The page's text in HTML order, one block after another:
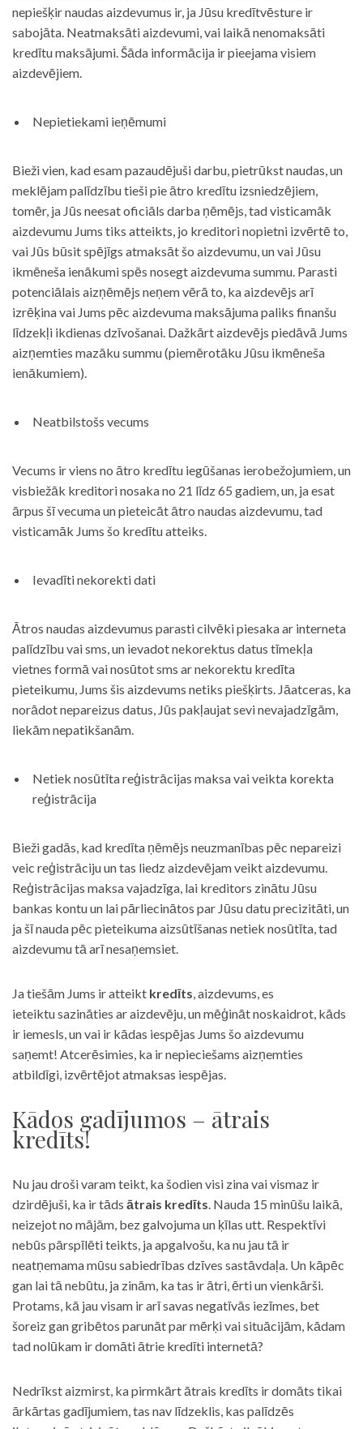
nepiešķir naudas aizdevumus ir, ja Jūsu kredītvēsture ir
sabojāta. Neatmaksāti aizdevumi, vai laikā nenomaksāti
kredītu maksājumi. Šāda informācija ir pieejama visiem
aizdevējiem.
Nepietiekami ieņēmumi
Bieži vien, kad esam pazaudējuši darbu, pietrūkst naudas, un
meklējam palīdzību tieši pie ātro kredītu izsniedzējiem,
tomēr, ja Jūs neesat oficiāls darba ņēmējs, tad visticamāk
aizdevumu Jums tiks atteikts, jo kreditori nopietni izvērtē to,
vai Jūs būsit spējīgs atmaksāt šo aizdevumu, un vai Jūsu
ikmēneša ienākumi spēs nosegt aizdevuma summu. Parasti
potenciālais aizņēmējs neņem vērā to, ka aizdevējs arī
izrēķina vai Jums pēc aizdevuma maksājuma paliks finanšu
līdzekļi ikdienas dzīvošanai. Dažkārt aizdevējs piedāvā Jums
aizņemties mazāku summu (piemērotāku Jūsu ikmēneša
ienākumiem).
Neatbilstošs vecums
Vecums ir viens no ātro kredītu iegūšanas ierobežojumiem, un
visbiežāk kreditori nosaka no 21 līdz 65 gadiem, un, ja esat
ārpus šī vecuma un pieteicāt ātro naudas aizdevumu, tad
visticamāk Jums šo kredītu atteiks.
Ievadīti nekorekti dati
Ātros naudas aizdevumus parasti cilvēki piesaka ar interneta
palīdzību vai sms, un ievadot nekorektus datus tīmekļa
vietnes formā vai nosūtot sms ar nekorektu kredīta
pieteikumu, Jums šis aizdevums netiks piešķirts. Jāatceras, ka
norādot nepareizus datus, Jūs pakļaujat sevi nevajadzīgām,
liekām nepatikšanām.
Netiek nosūtīta reģistrācijas maksa vai veikta korekta
reģistrācija
Bieži gadās, kad kredīta ņēmējs neuzmanības pēc nepareizi
veic reģistrāciju un tas liedz aizdevējam veikt aizdevumu.
Reģistrācijas maksa vajadzīga, lai kreditors zinātu Jūsu
bankas kontu un lai pārliecinātos par Jūsu datu precizitāti, un
ja šī nauda pēc pieteikuma aizsūtīšanas netiek nosūtīta, tad
aizdevumu tā arī nesaņemsiet.
Ja tiešām Jums ir atteikt kredīts, aizdevums, es
ieteiktu sazināties ar aizdevēju, un mēģināt noskaidrot, kāds
ir iemesls, un vai ir kādas iespējas Jums šo aizdevumu
saņemt! Atcerēsimies, ka ir nepieciešams aizņemties
atbildīgi, izvērtējot atmaksas iespējas.
Kādos gadījumos – ātrais
kredīts!
Nu jau droši varam teikt, ka šodien visi zina vai vismaz ir
dzirdējuši, ka ir tāds ātrais kredīts. Nauda 15 minūšu laikā,
neizejot no mājām, bez galvojuma un ķīlas utt. Respektīvi
nebūs pārspīlēti teikts, ja apgalvošu, ka nu jau tā ir
neatņemama mūsu sabiedrības dzīves sastāvdaļa. Un kāpēc
gan lai tā nebūtu, ja zinām, ka tas ir ātri, ērti un vienkārši.
Protams, kā jau visam ir arī savas negatīvās iezīmes, bet
šoreiz gan gribētos parunāt par mērķi vai situācijām, kādam
tad nolūkam ir domāti ātrie kredīti internetā?
Nedrīkst aizmirst, ka pirmkārt ātrais kredīts ir domāts tikai
ārkārtas gadījumiem, tas nav līdzeklis, kas palīdzēs